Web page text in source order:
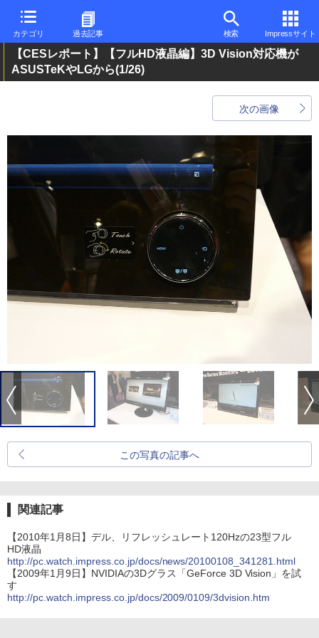
カテゴリ 過去記事 検索 Impressサイト
【CESレポート】【フルHD液晶編】3D Vision対応機が
ASUSTeKやLGから(1/26)
次の画像
この写真の記事へ
関連記事
【2010年1月8日】デル、リフレッシュレート120Hzの23型フル
HD液晶
http://pc.watch.impress.co.jp/docs/news/20100108_341281.html
【2009年1月9日】NVIDIAの3Dグラス「GeForce 3D Vision」を試
す
http://pc.watch.impress.co.jp/docs/2009/0109/3dvision.htm